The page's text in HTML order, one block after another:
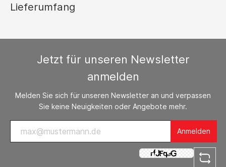
Lieferumfang
Jetzt für unseren Newsletter
anmelden
Melden Sie sich für unseren Newsletter an und verpassen
Sie keine Neuigkeiten oder Angebote mehr.
Anmelden